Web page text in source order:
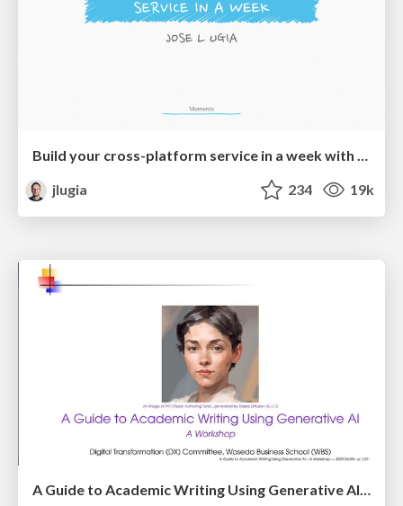
Build your cross-platform service in a week with App Engine
jlugia
234 19k
A Guide to Academic Writing Using Generative AI - A Workshop